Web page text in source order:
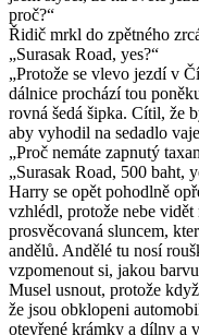
proč?“
Řidič mrkl do zpětného
„Surasak Road, yes?“
„Protože se vlevo jezdí v
dálnice prochází tou
rovná šedá šipka. Cítil, že
aby vyhodil na sedadlo
„Proč nemáte zapnutý
„Surasak Road, 500 baht,
Harry se opět pohodlně
vzhlédl, protože nebe
prosvěcovaná sluncem,
andělů. Andělé tu nosí
vzpomenout si, jakou
Musel usnout, protože
že jsou obklopeni
otevřené krámky a dílny a